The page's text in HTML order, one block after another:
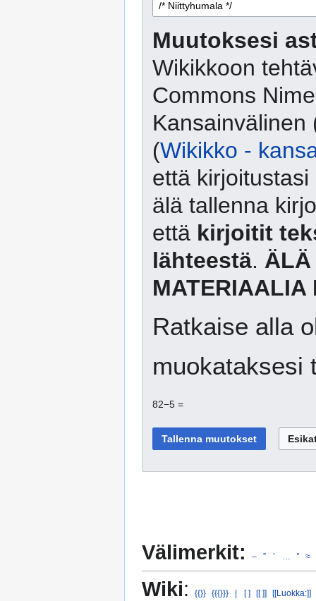
Muutoksesi
Wikikkoon
Commons
Kansainvälinen
(Wikikko -
että
älä tallenna
että kirjoitit
lähteestä. ÄLÄ
MATERIAALIA
Ratkaise alla
muokataksesi
82−5 =
Välimerkit: – ” ’ ° ≈
Wiki: {{}} {{{}}} | [ ] [[ ]] [[Luokka:]]